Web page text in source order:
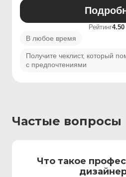
Рейтинг4.50
В любое время
Получите чеклист, который
с предпочтениями
Частые вопросы
Что такое